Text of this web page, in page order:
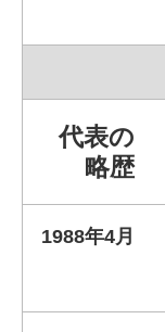
代表の
略歴
1988年4月